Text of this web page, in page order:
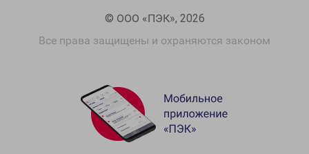
© ООО «ПЭК», 2026
Все права защищены и охраняются законом